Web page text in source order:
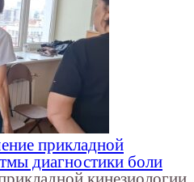
прикладной
диагностики боли